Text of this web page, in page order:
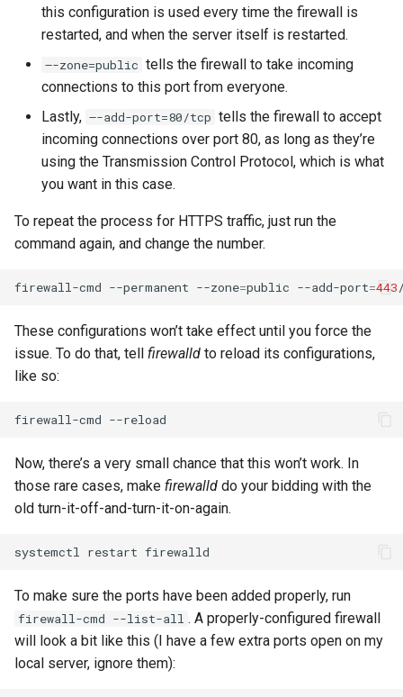
this configuration is used every time the firewall is
restarted, and when the server itself is restarted.
–-zone=public tells the firewall to take incoming
connections to this port from everyone.
Lastly, –-add-port=80/tcp tells the firewall to accept
incoming connections over port 80, as long as they’re
using the Transmission Control Protocol, which is what
you want in this case.
To repeat the process for HTTPS traffic, just run the
command again, and change the number.
firewall-cmd --permanent --zone=public --add-port=443
These configurations won’t take effect until you force the
issue. To do that, tell firewalld to reload its configurations,
like so:
firewall-cmd
Now, there’s a very small chance that this won’t work. In
those rare cases, make firewalld do your bidding with the
old turn-it-off-and-turn-it-on-again.
systemctl restart
To make sure the ports have been added properly, run
firewall-cmd --list-all . A properly-configured firewall
will look a bit like this (I have a few extra ports open on my
local server, ignore them):